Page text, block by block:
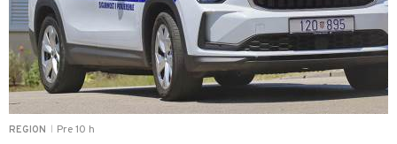
REGION Pre 10 h